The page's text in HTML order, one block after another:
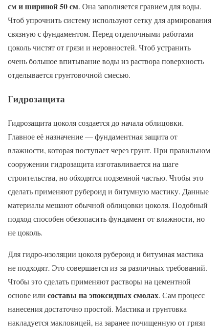
см и шириной 50 см. Она заполняется гравием для воды.
Чтоб упрочнить систему используют сетку для армирования
связную с фундаментом. Перед отделочными работами
цоколь чистят от грязи и неровностей. Чтоб устранить
очень большое впитывание воды из раствора поверхность
отделывается грунтовочной смесью.
Гидрозащита
Гидрозащита цоколя создается до начала облицовки.
Главное её назначение — фундаментная защита от
влажности, которая поступает через грунт. При правильном
сооружении гидрозащита изготавливается на шаге
строительства, но обходятся подземной частью. Чтобы это
сделать применяют рубероид и битумную мастику. Данные
материалы мешают обычной облицовки цоколя. Подобный
подход способен обезопасить фундамент от влажности, но
не цоколь.
Для гидро-изоляции цоколя рубероид и битумная мастика
не подходят. Это совершается из-за различных требований.
Чтобы это сделать применяют растворы на цементной
основе или составы на эпоксидных смолах. Сам процесс
нанесения достаточно простой. Мастика и грунтовка
накладуется макловицей, на заранее почищенную от грязи